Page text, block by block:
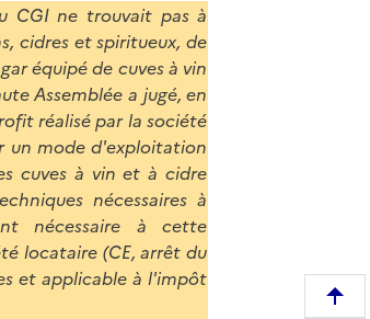
CGI ne trouvait pas à
cidres et spiritueux, de
équipé de cuves à vin
Assemblée a jugé, en
réalisé par la société
un mode d'exploitation
cuves à vin et à cidre
nécessaires à
nécessaire à cette
locataire (CE, arrêt du
et applicable à l'impôt